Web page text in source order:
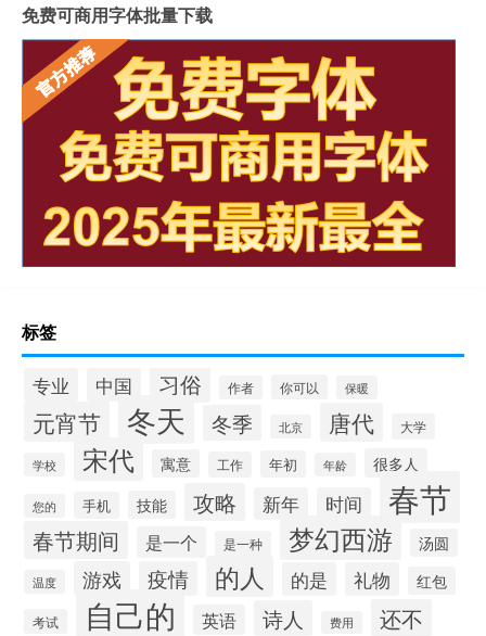
免费可商用字体批量下载
标签
专业 中国 习俗 作者 你可以 保暖
元宵节 冬天 冬季 北京 唐代 大学
学校 宋代 寓意 工作 年初 年龄 很多人
您的 手机 技能 攻略 新年 时间 春节
春节期间 是一个 是一种 梦幻西游 汤圆
温度 游戏 疫情 的人 的是 礼物 红包
考试 自己的 英语 诗人 费用 还不